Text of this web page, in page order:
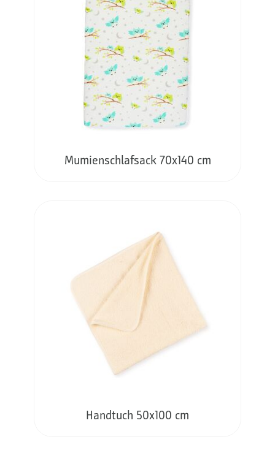
Mumienschlafsack 70x140 cm
Handtuch 50x100 cm